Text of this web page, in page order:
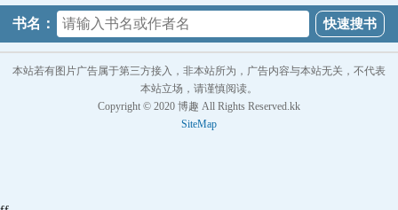
书名：
本站若有图片广告属于第三方接入，非本站所为，广告内容与本站无关，不代表
本站立场，请谨慎阅读。
Copyright © 2020 博趣 All Rights Reserved.kk
SiteMap